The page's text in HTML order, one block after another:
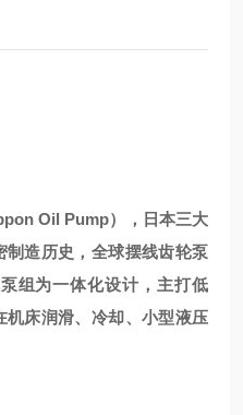
Oil Pump），日本三大
造历史，全球摆线齿轮泵
组为一体化设计，主打低
机床润滑、冷却、小型液压